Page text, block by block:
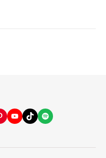
YouTube
TikTokSpotify